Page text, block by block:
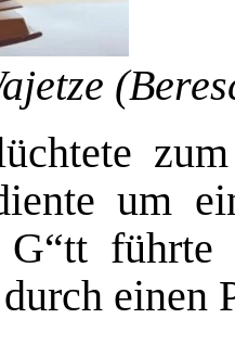
um
führte
einen